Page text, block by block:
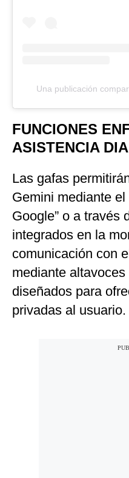
Una publicación
FUNCIONES
ASISTENCIA
Las gafas
Gemini mediante
Google” o a través
integrados en la
comunicación con
mediante
diseñados para
privadas al usuario.